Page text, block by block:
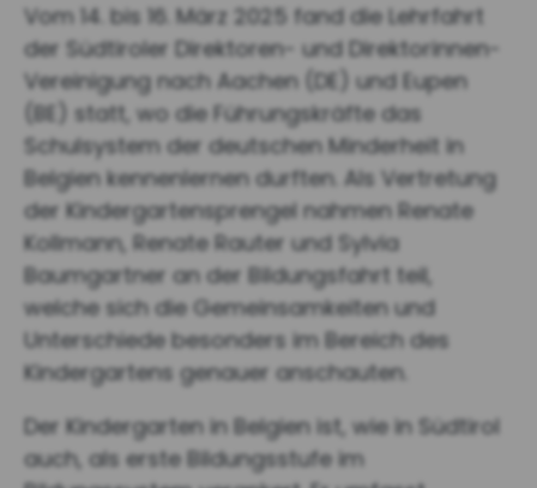
Vom 14. bis 16. März 2025 fand die Lehrfahrt
der Südtiroler Direktoren- und Direktorinnen-
Vereinigung nach Aachen (DE) und Eupen
(BE) statt, wo die Führungskräfte das
Schulsystem der deutschen Minderheit in
Belgien kennenlernen durften. Als Vertretung
der Kindergartensprengel nahmen Renate
Kollmann, Renate Rauter und Sylvia
Baumgartner an der Bildungsfahrt teil,
welche sich die Gemeinsamkeiten und
Unterschiede besonders im Bereich des
Kindergartens genauer anschauten.
Der Kindergarten in Belgien ist, wie in Südtirol
auch, als erste Bildungsstufe im